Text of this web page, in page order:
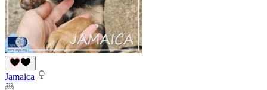
Jamaica